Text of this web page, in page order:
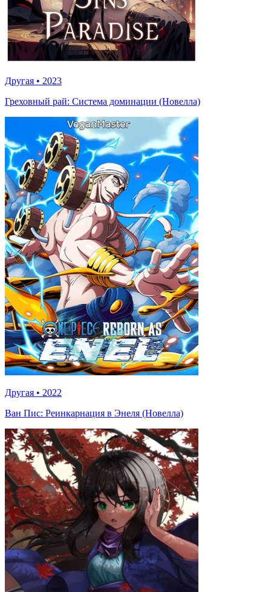
Другая • 2023
Греховный рай: Система доминации (Новелла)
Другая • 2022
Ван Пис: Реинкарнация в Энеля (Новелла)